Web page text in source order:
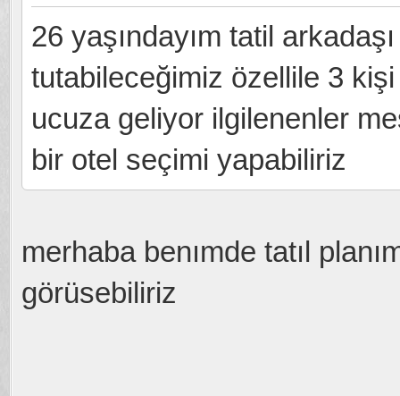
26 yaşındayım tatil
tutabileceğimiz özellile 3
ucuza geliyor ilgilenenler
bir otel seçimi yapabiliriz
merhaba benımde tatıl
görüsebiliriz